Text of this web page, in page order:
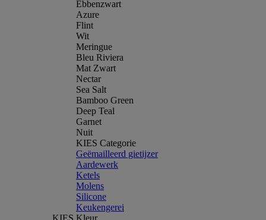
Ebbenzwart
Azure
Flint
Wit
Meringue
Bleu Riviera
Mat Zwart
Nectar
Sea Salt
Bamboo Green
Deep Teal
Garnet
Nuit
KIES Categorie
Geëmailleerd gietijzer
Aardewerk
Ketels
Molens
Silicone
Keukengerei
KIES Kleur